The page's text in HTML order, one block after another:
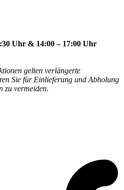
Uhr & 14:00 – 17:00 Uhr
gelten verlängerte
Sie für Einlieferung und Abholung
zu vermeiden.